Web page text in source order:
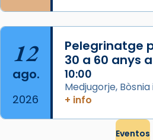
12
ago.
2026
Pelegrinatge
30 a 60 anys
10:00
Medjugorje,
+ info
Eventos